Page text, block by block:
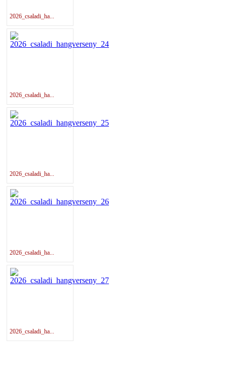
2026_csaladi_ha...
2026_csaladi_ha...
2026_csaladi_ha...
2026_csaladi_ha...
2026_csaladi_ha...